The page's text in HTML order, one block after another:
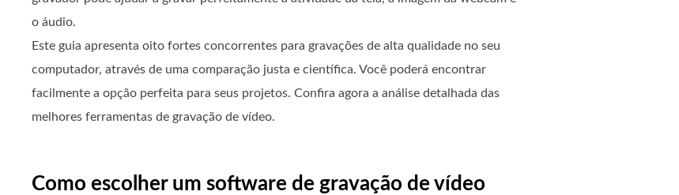
o áudio.
Este guia apresenta oito fortes concorrentes para gravações de alta qualidade no seu
computador, através de uma comparação justa e científica. Você poderá encontrar
facilmente a opção perfeita para seus projetos. Confira agora a análise detalhada das
melhores ferramentas de gravação de vídeo.
Como escolher um software de gravação de vídeo